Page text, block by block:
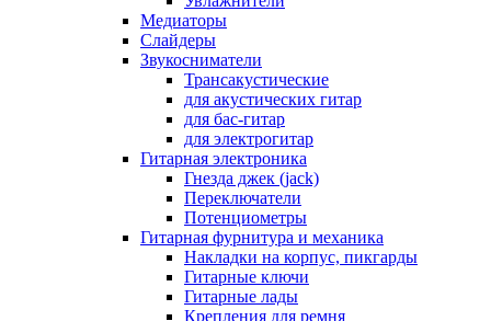
Медиаторы
Слайдеры
Звукосниматели
Трансакустические
для акустических гитар
для бас-гитар
для электрогитар
Гитарная электроника
Гнезда джек (jack)
Переключатели
Потенциометры
Гитарная фурнитура и механика
Накладки на корпус, пикгарды
Гитарные ключи
Гитарные лады
Крепления для ремня